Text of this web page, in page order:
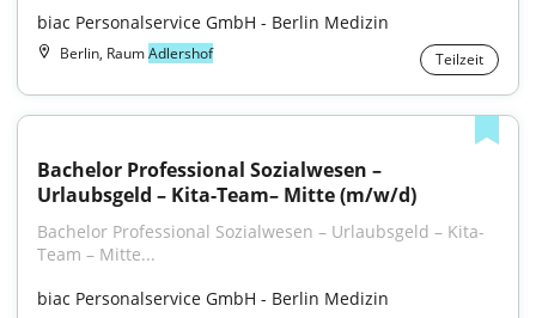
biac Personalservice GmbH - Berlin Medizin
Berlin, RaumAdlershof Teilzeit
Bachelor Professional Sozialwesen –
Urlaubsgeld – Kita-Team– Mitte (m/w/d)
Bachelor Professional Sozialwesen – Urlaubsgeld – Kita-
Team – Mitte...
biac Personalservice GmbH - Berlin Medizin